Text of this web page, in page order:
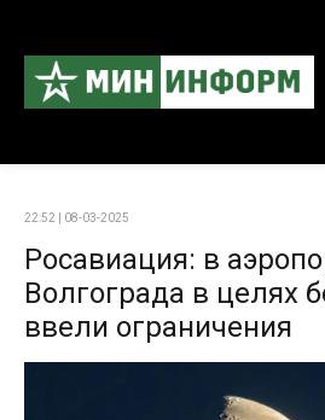
22:52 | 08-03-2025
Росавиация: в
Волгограда в целях
ввели ограничения